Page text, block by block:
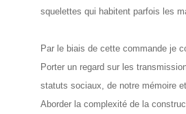
squelettes qui habitent parfois les
Par le biais de cette commande je
Porter un regard sur les
statuts sociaux, de notre mémoire
Aborder la complexité de la